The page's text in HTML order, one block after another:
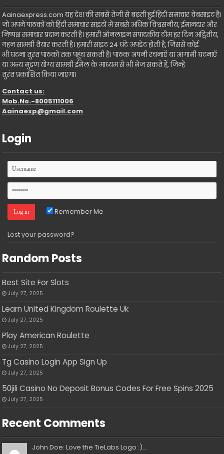
Aainaexpress.com यह देश की सबसे तेजी से बढ़ती हुई हिंदी समाचार वेबसाइट है।
जो अपने पाठकों को हिंदी समाचार साइटों में सबसे अधिक विश्वसनीय, ईमानदार और
निष्पक्ष समाचार प्रदान करती है। हमारी ऑनलाइन संपादकीय टीम हर दिन अद्वितीय,
गहन सामग्री तैयार करती है। हमारी साइट 24 घंटे अपडेट होती है, जिससे कोई
भी घटना तुरंत पाठकों तक पहुंच सकती है। पाठक अपनी रचनाएँ या आगामी घटनाएँ
या अन्य मुद्रण योग्य सामग्री ईमेल के माध्यम से भी भेज सकते हैं, जिन्हें
तुरंत प्रकाशित किया जाएगा।
Contact us:
Mob.No.-8005111006
Aainaexp@gmail.com
Login
Remember Me
Lost your password?
Random Posts
Best Site For Slots
July 27, 2025
Learn United Kingdom Roulette Uk
July 27, 2025
Play American Roulette
July 27, 2025
Tg Casino Login App Sign Up
July 27, 2025
50jili Casino No Deposit Bonus Codes For Free Spins 2025
July 27, 2025
Recent Comments
John Doe: Love the TieLabs Logo :)...